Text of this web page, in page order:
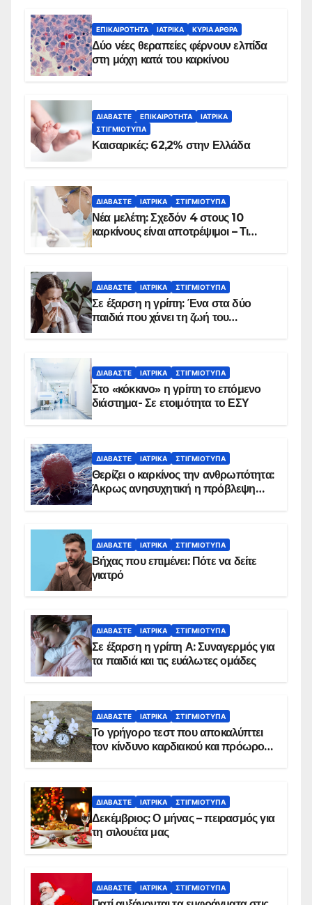
ΕΠΙΚΑΙΡΌΤΗΤΑ ΙΑΤΡΙΚΆ ΚΥΡΙΑ ΑΡΘΡΑ
Δύο νέες θεραπείες φέρνουν ελπίδα
στη μάχη κατά του καρκίνου
ΔΙΑΒΆΣΤΕ ΕΠΙΚΑΙΡΌΤΗΤΑ
ΙΑΤΡΙΚΆ
ΣΤΙΓΜΙΌΤΥΠΑ
Καισαρικές: 62,2% στην Ελλάδα
ΔΙΑΒΆΣΤΕ ΙΑΤΡΙΚΆ ΣΤΙΓΜΙΌΤΥΠΑ
Νέα μελέτη: Σχεδόν 4 στους 10
καρκίνους είναι αποτρέψιμοι – Τι
ΔΙΑΒΆΣΤΕ ΙΑΤΡΙΚΆ ΣΤΙΓΜΙΌΤΥΠΑ
Σε έξαρση η γρίπη: Ένα στα δύο
παιδιά που χάνει τη ζωή του
ΔΙΑΒΆΣΤΕ ΙΑΤΡΙΚΆ ΣΤΙΓΜΙΌΤΥΠΑ
Στο «κόκκινο» η γρίπη το επόμενο
διάστημα- Σε ετοιμότητα το ΕΣΥ
ΔΙΑΒΆΣΤΕ ΙΑΤΡΙΚΆ ΣΤΙΓΜΙΌΤΥΠΑ
Θερίζει ο καρκίνος την ανθρωπότητα:
Άκρως ανησυχητική η πρόβλεψη…
ΔΙΑΒΆΣΤΕ ΙΑΤΡΙΚΆ ΣΤΙΓΜΙΌΤΥΠΑ
Βήχας που επιμένει: Πότε να δείτε
γιατρό
ΔΙΑΒΆΣΤΕ ΙΑΤΡΙΚΆ ΣΤΙΓΜΙΌΤΥΠΑ
Σε έξαρση η γρίπη Α: Συναγερμός για
τα παιδιά και τις ευάλωτες ομάδες
ΔΙΑΒΆΣΤΕ ΙΑΤΡΙΚΆ ΣΤΙΓΜΙΌΤΥΠΑ
Το γρήγορο τεστ που αποκαλύπτει
τον κίνδυνο καρδιακού και πρόωρου
ΔΙΑΒΆΣΤΕ ΙΑΤΡΙΚΆ ΣΤΙΓΜΙΌΤΥΠΑ
Δεκέμβριος: Ο μήνας – πειρασμός για
τη σιλουέτα μας
ΔΙΑΒΆΣΤΕ ΙΑΤΡΙΚΆ ΣΤΙΓΜΙΌΤΥΠΑ